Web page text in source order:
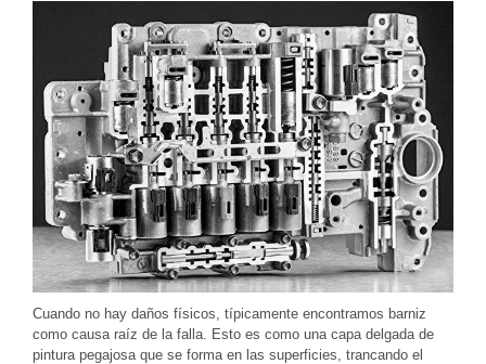
Cuando no hay daños físicos, típicamente encontramos barniz
como causa raíz de la falla. Esto es como una capa delgada de
pintura pegajosa que se forma en las superficies, trancando el